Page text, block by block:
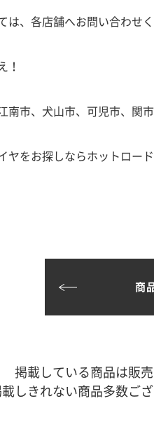
、各店舗へお問い合わせく
！
南市、犬山市、可児市、関
をお探しならホットロード
商
掲載している商品は販
載しきれない商品多数ご